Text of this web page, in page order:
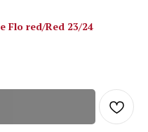
Flo red/Red 23/24